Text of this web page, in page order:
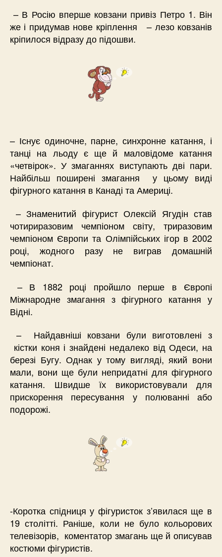
– В Росію вперше ковзани привіз Петро 1. Він
же і придумав нове кріплення – лезо ковзанів
кріпилося відразу до підошви.
– Існує одиночне, парне, синхронне катання, і
танці на льоду є ще й маловідоме катання
«четвірок». У змаганнях виступають дві пари.
Найбільш поширені змагання у цьому виді
фігурного катання в Канаді та Америці.
– Знаменитий фігурист Олексій Ягудін став
чотириразовим чемпіоном світу, триразовим
чемпіоном Європи та Олімпійських ігор в 2002
році, жодного разу не виграв домашній
чемпіонат.
– В 1882 році пройшло перше в Європі
Міжнародне змагання з фігурного катання у
Відні.
– Найдавніші ковзани були виготовлені з
кістки коня і знайдені недалеко від Одеси, на
березі Бугу. Однак у тому вигляді, який вони
мали, вони ще були непридатні для фігурного
катання. Швидше їх використовували для
прискорення пересування у полюванні або
подорожі.
-Коротка спідниця у фігуристок з’явилася ще в
19 столітті. Раніше, коли не було кольорових
телевізорів, коментатор змагань ще й описував
костюми фігуристів.